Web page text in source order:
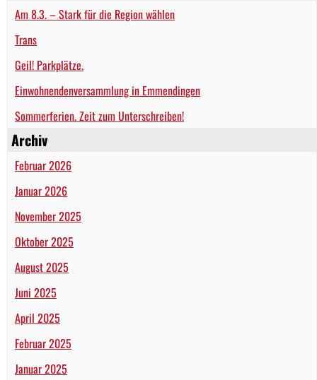
Am 8.3. – Stark für die Region wählen
Trans
Geil! Parkplätze.
Einwohnendenversammlung in Emmendingen
Sommerferien. Zeit zum Unterschreiben!
Archiv
Februar 2026
Januar 2026
November 2025
Oktober 2025
August 2025
Juni 2025
April 2025
Februar 2025
Januar 2025